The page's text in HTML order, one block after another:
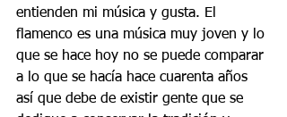
entienden mi música y gusta. El
flamenco es una música muy joven y lo
que se hace hoy no se puede comparar
a lo que se hacía hace cuarenta años
así que debe de existir gente que se